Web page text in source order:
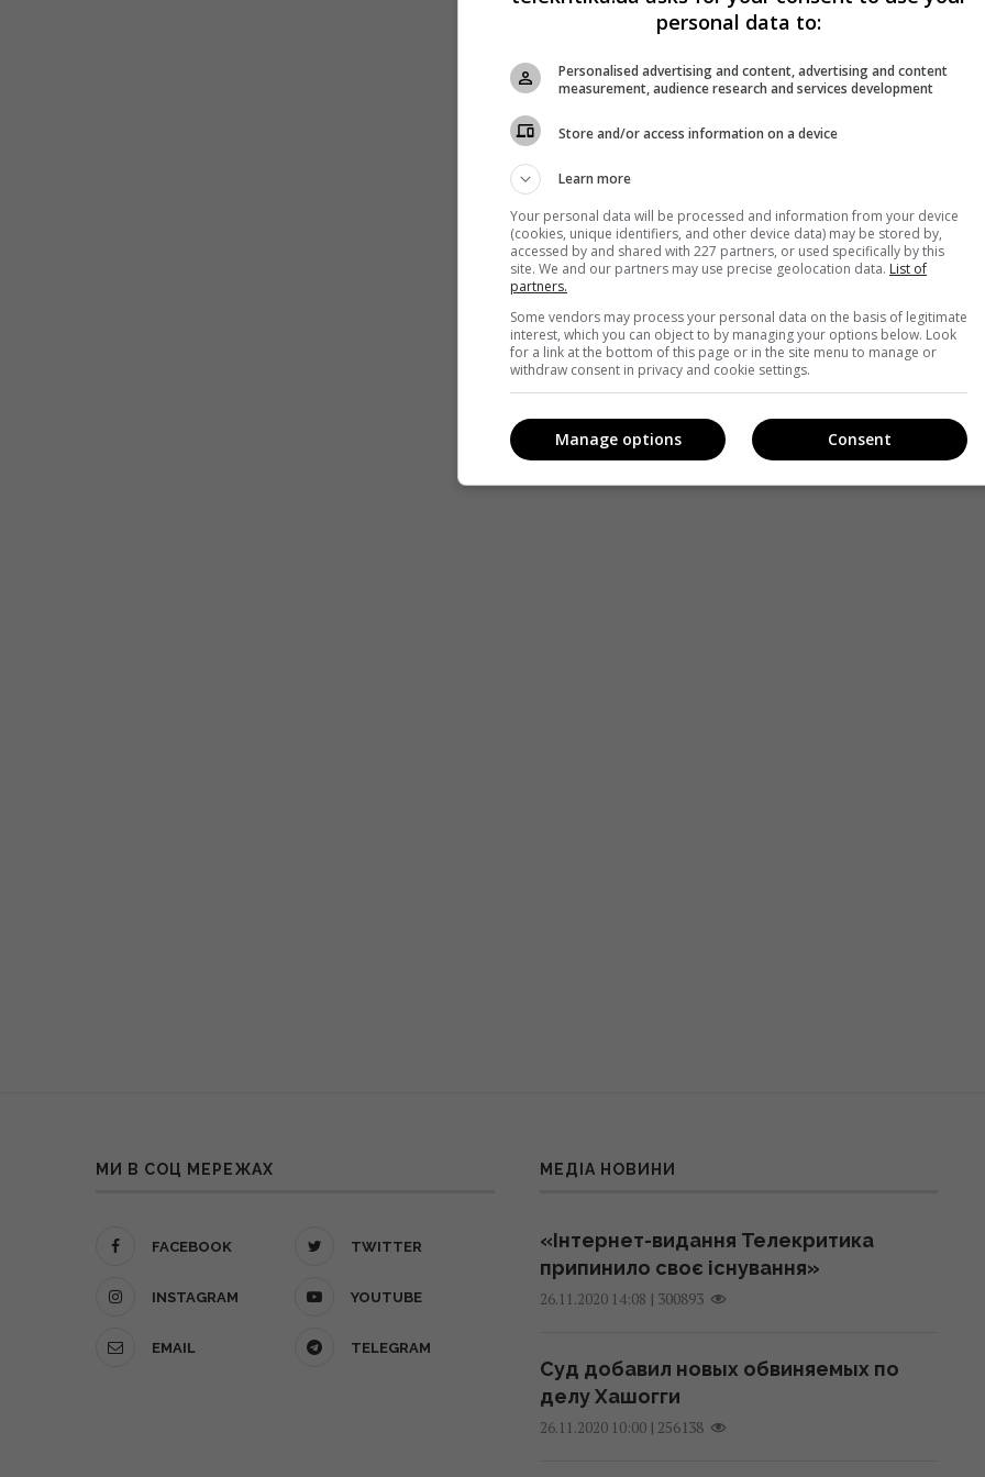
МИ В СОЦ МЕРЕЖАХ
FACEBOOK TWITTER
INSTAGRAM YOUTUBE
EMAIL TELEGRAM
МЕДІА НОВИНИ
«Інтернет-видання Телекритика
припинило своє існування»
26.11.2020 14:08 | 300893
Суд добавил новых обвиняемых по
делу Хашогги
26.11.2020 10:00| 256138
personal data to:
Personalised advertising and content, advertising and content
measurement, audience research and services development
Store and/or access information on a device
Learn more
Your personal data will be processed and information from your device
(cookies, unique identifiers, and other device data) may be stored by,
accessed by and shared with 227 partners, or used specifically by this
site. We and our partners may use precise geolocation data. List of
partners.
Some vendors may process your personal data on the basis of legitimate
interest, which you can object to by managing your options below. Look
for a link at the bottom of this page or in the site menu to manage or
withdraw consent in privacy and cookie settings.
Consent
Manage options